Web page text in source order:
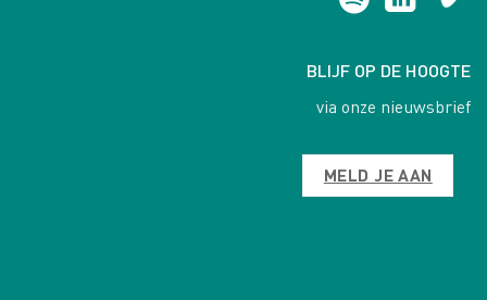
BLIJF OP DE HOOGTE
via onze nieuwsbrief
MELD JE AAN